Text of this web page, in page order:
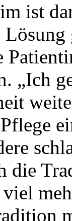
ist
„Ich
die